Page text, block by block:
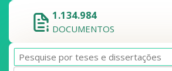
1.134.984
DOCUMENTOS